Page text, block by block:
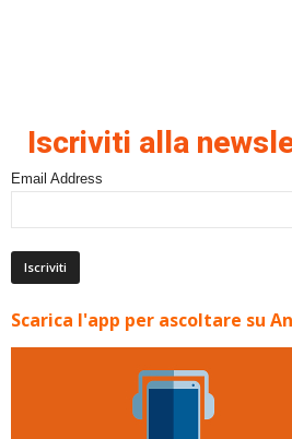
Iscriviti alla
Email Address
Scarica l'app per ascoltare su